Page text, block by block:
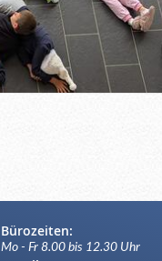
Bürozeiten:
Mo - Fr 8.00 bis 12.30 Uhr